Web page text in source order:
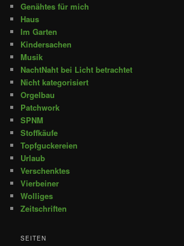
Genähtes für mich
Haus
Im Garten
Kindersachen
Musik
NachtNaht bei Licht betrachtet
Nicht kategorisiert
Orgelbau
Patchwork
SPNM
Stoffkäufe
Topfguckereien
Urlaub
Verschenktes
Vierbeiner
Wolliges
Zeitschriften
SEITEN